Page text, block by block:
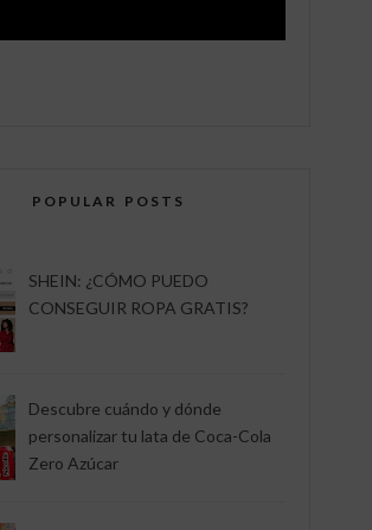
POPULAR POSTS
SHEIN: ¿CÓMO PUEDO
CONSEGUIR ROPA GRATIS?
Descubre cuándo y dónde
personalizar tu lata de Coca-Cola
Zero Azúcar